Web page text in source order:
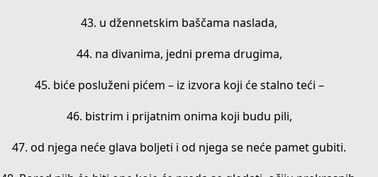
43. u džennetskim baščama naslada,
44. na divanima, jedni prema drugima,
45. biće posluženi pićem – iz izvora koji će stalno teći –
46. bistrim i prijatnim onima koji budu pili,
47. od njega neće glava boljeti i od njega se neće pamet gubiti.